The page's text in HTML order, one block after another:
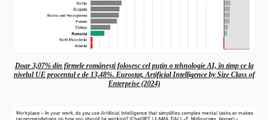
Doar 3,07% din firmele românești folosesc cel puțin o tehnologie AI, în timp ce la
nivelul UE procentul e de 13,48%. Eurostat, Artificial Intelligence by Size Class of
Enterprise (2024)